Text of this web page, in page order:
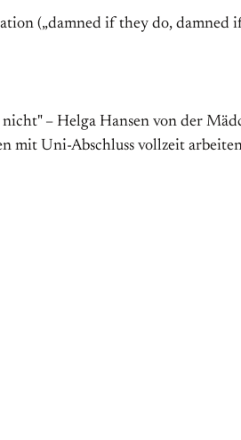
(„damned if they do, damned
– Helga Hansen von der
mit Uni-Abschluss vollzeit